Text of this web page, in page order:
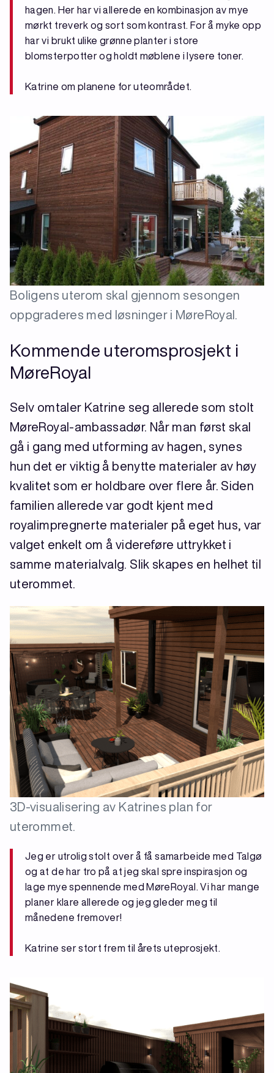
hagen. Her har vi allerede en kombinasjon av mye
mørkt treverk og sort som kontrast. For å myke opp
har vi brukt ulike grønne planter i store
blomsterpotter og holdt møblene i lysere toner.
Katrine om planene for uteområdet.
Boligens uterom skal gjennom sesongen
oppgraderes med løsninger i MøreRoyal.
Kommende uteromsprosjekt i
MøreRoyal
Selv omtaler Katrine seg allerede som stolt
MøreRoyal-ambassadør. Når man først skal
gå i gang med utforming av hagen, synes
hun det er viktig å benytte materialer av høy
kvalitet som er holdbare over flere år. Siden
familien allerede var godt kjent med
royalimpregnerte materialer på eget hus, var
valget enkelt om å videreføre uttrykket i
samme materialvalg. Slik skapes en helhet til
uterommet.
3D-visualisering av Katrines plan for
uterommet.
Jeg er utrolig stolt over å få samarbeide med Talgø
og at de har tro på at jeg skal spre inspirasjon og
lage mye spennende med MøreRoyal. Vi har mange
planer klare allerede og jeg gleder meg til
månedene fremover!
Katrine ser stort frem til årets uteprosjekt.